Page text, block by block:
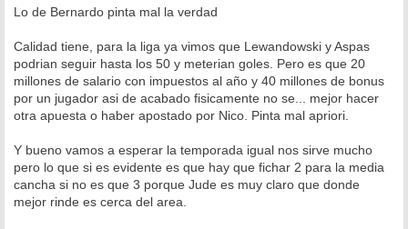
n
s
j
Lo de Bernardo pinta mal la verdad
Calidad tiene, para la liga ya vimos que Lewandowski y Aspas
podrian seguir hasta los 50 y meterian goles. Pero es que 20
millones de salario con impuestos al año y 40 millones de bonus
por un jugador asi de acabado fisicamente no se... mejor hacer
otra apuesta o haber apostado por Nico. Pinta mal apriori.
Y bueno vamos a esperar la temporada igual nos sirve mucho
pero lo que si es evidente es que hay que fichar 2 para la media
cancha si no es que 3 porque Jude es muy claro que donde
mejor rinde es cerca del area.